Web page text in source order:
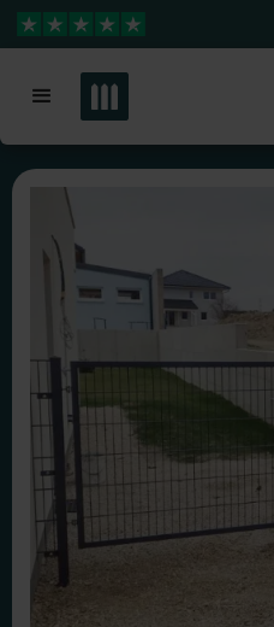
Wähle ein anderes Land,
Standort zu sehen
Land
4,3 Sterne